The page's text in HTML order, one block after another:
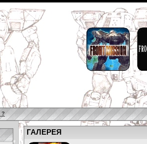
?
ГАЛЕРЕЯ